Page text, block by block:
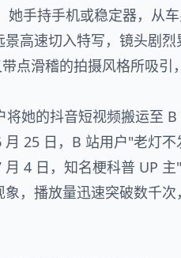
手持手机或稳定器，从
高速切入特写，镜头剧烈
点滑稽的拍摄风格所吸引
将她的抖音短视频搬运至
25 日，B 站用户"老灯
4 日，知名梗科普 UP
，播放量迅速突破数千